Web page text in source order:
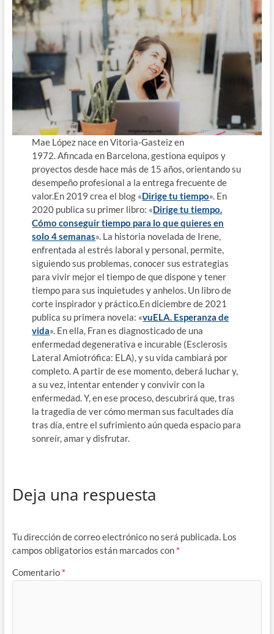
Mae López nace en Vitoria-Gasteiz en
1972. Afincada en Barcelona, gestiona equipos y
proyectos desde hace más de 15 años, orientando su
desempeño profesional a la entrega frecuente de
valor.En 2019 crea el blog «Dirige tu tiempo». En
2020 publica su primer libro: «Dirige tu tiempo.
Cómo conseguir tiempo para lo que quieres en
solo 4 semanas». La historia novelada de Irene,
enfrentada al estrés laboral y personal, permite,
siguiendo sus problemas, conocer sus estrategias
para vivir mejor el tiempo de que dispone y tener
tiempo para sus inquietudes y anhelos. Un libro de
corte inspirador y práctico.En diciembre de 2021
publica su primera novela: «vuELA. Esperanza de
vida». En ella, Fran es diagnosticado de una
enfermedad degenerativa e incurable (Esclerosis
Lateral Amiotrófica: ELA), y su vida cambiará por
completo. A partir de ese momento, deberá luchar y,
a su vez, intentar entender y convivir con la
enfermedad. Y, en ese proceso, descubrirá que, tras
la tragedia de ver cómo merman sus facultades día
tras día, entre el sufrimiento aún queda espacio para
sonreír, amar y disfrutar.
Deja una respuesta
Tu dirección de correo electrónico no será publicada. Los
campos obligatorios están marcados con *
Comentario *